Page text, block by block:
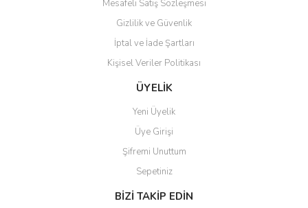
Gönder
Mesafeli Satış Sözleşmesi
Gizlilik ve Güvenlik
İptal ve İade Şartları
Kişisel Veriler Politikası
ÜYELİK
Yeni Üyelik
Üye Girişi
Şifremi Unuttum
Sepetiniz
BİZİ TAKİP EDİN